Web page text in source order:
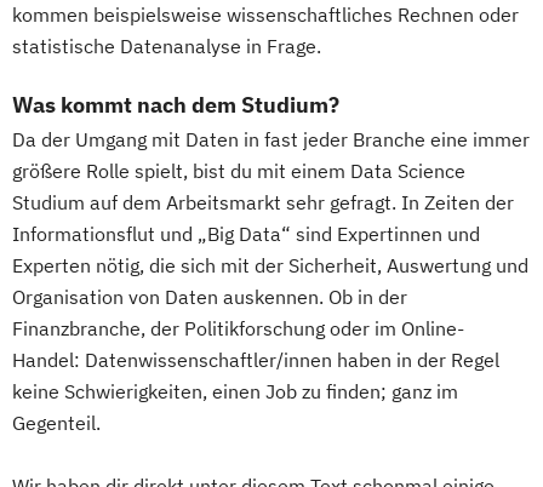
kommen beispielsweise wissenschaftliches Rechnen oder
statistische Datenanalyse in Frage.
Was kommt nach dem Studium?
Da der Umgang mit Daten in fast jeder Branche eine immer
größere Rolle spielt, bist du mit einem Data Science
Studium auf dem Arbeitsmarkt sehr gefragt. In Zeiten der
Informationsflut und „Big Data“ sind Expertinnen und
Experten nötig, die sich mit der Sicherheit, Auswertung und
Organisation von Daten auskennen. Ob in der
Finanzbranche, der Politikforschung oder im Online-
Handel: Datenwissenschaftler/innen haben in der Regel
keine Schwierigkeiten, einen Job zu finden; ganz im
Gegenteil.